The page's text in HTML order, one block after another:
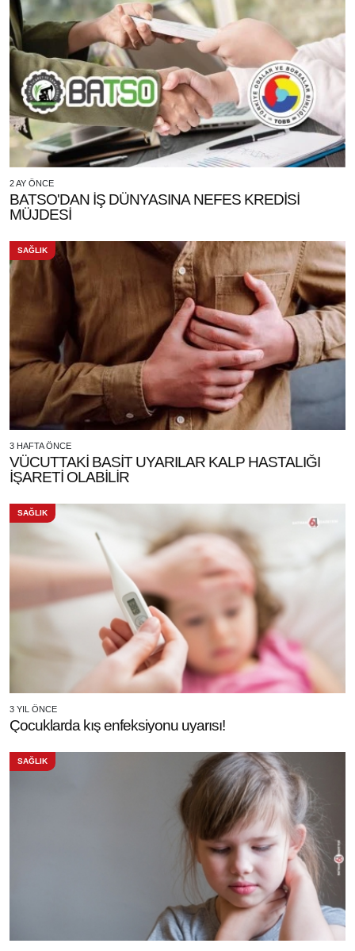
2 AY ÖNCE
BATSO'DAN İŞ DÜNYASINA NEFES KREDİSİ
MÜJDESİ
SAĞLIK
3 HAFTA ÖNCE
VÜCUTTAKİ BASİT UYARILAR KALP HASTALIĞI
İŞARETİ OLABİLİR
SAĞLIK
3 YIL ÖNCE
Çocuklarda kış enfeksiyonu uyarısı!
SAĞLIK